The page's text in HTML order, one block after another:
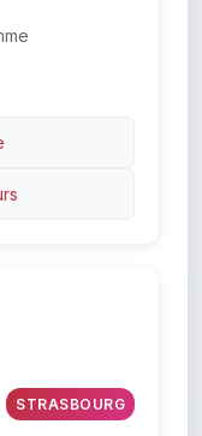
STRASBOURG